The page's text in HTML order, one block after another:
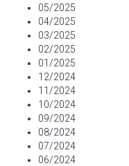
05/2025
04/2025
03/2025
02/2025
01/2025
12/2024
11/2024
10/2024
09/2024
08/2024
07/2024
06/2024